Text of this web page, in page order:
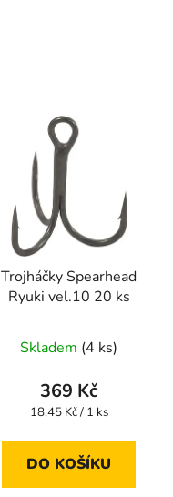
Trojháčky Spearhead
Ryuki vel.10 20 ks
Skladem (4 ks)
369 Kč
Měrná
18,45 Kč / 1 ks
DO KOŠÍKU